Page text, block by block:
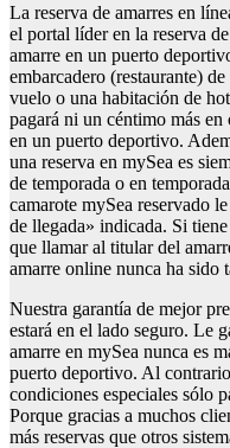
La reserva de amarres en
el portal líder en la reserva
amarre en un puerto
embarcadero (restaurante)
vuelo o una habitación de
pagará ni un céntimo más
en un puerto deportivo.
una reserva en mySea es
de temporada o en
camarote mySea reservado
de llegada» indicada. Si
que llamar al titular del
amarre online nunca ha sido
Nuestra garantía de mejor
estará en el lado seguro. Le
amarre en mySea nunca es
puerto deportivo. Al
condiciones especiales sólo
Porque gracias a muchos
más reservas que otros